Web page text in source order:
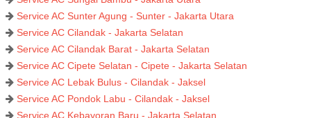
Service AC Sunter Agung - Sunter - Jakarta Utara
Service AC Cilandak - Jakarta Selatan
Service AC Cilandak Barat - Jakarta Selatan
Service AC Cipete Selatan - Cipete - Jakarta Selatan
Service AC Lebak Bulus - Cilandak - Jaksel
Service AC Pondok Labu - Cilandak - Jaksel
Service AC Kebayoran Baru - Jakarta Selatan